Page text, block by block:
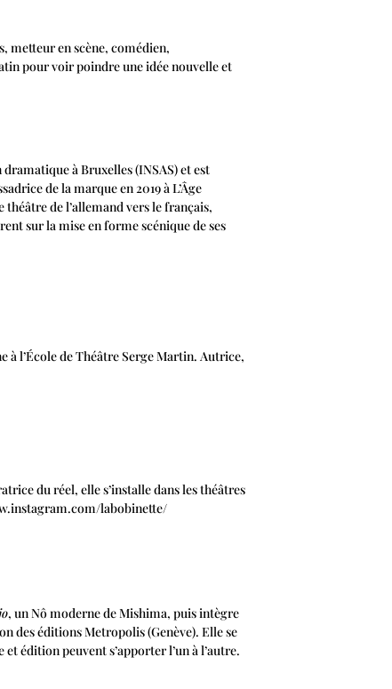
metteur en scène, comédien,
pour voir poindre une idée nouvelle et
à Bruxelles (INSAS) et est
de la marque en 2019 à L’Âge
de l’allemand vers le français,
sur la mise en forme scénique de ses
à l’École de Théâtre Serge Martin. Autrice,
du réel, elle s’installe dans les théâtres
labobinette/
, un Nô moderne de Mishima, puis intègre
des éditions Metropolis (Genève). Elle se
édition peuvent s’apporter l’un à l’autre.